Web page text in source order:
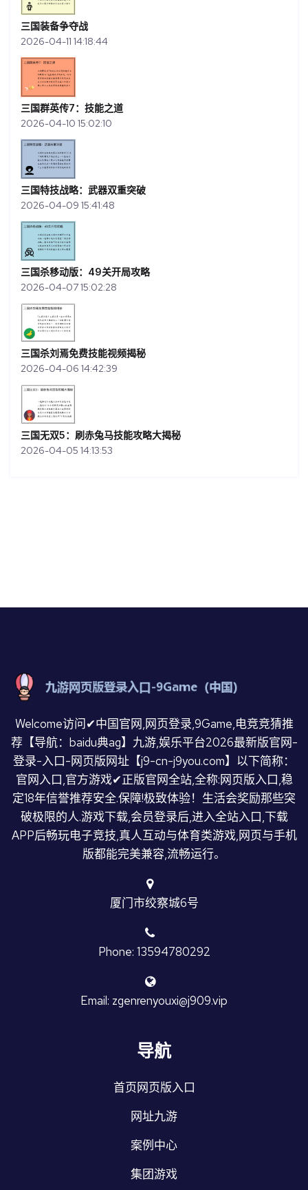
三国装备争夺战
2026-04-11 14:18:44
三国群英传7：技能之道
2026-04-10 15:02:10
三国特技战略：武器双重突破
2026-04-09 15:41:48
三国杀移动版：49关开局攻略
2026-04-07 15:02:28
三国杀刘焉免费技能视频揭秘
2026-04-06 14:42:39
三国无双5：刷赤兔马技能攻略大揭秘
2026-04-05 14:13:53
Welcome访问✔中国官网,网页登录,9Game,电竞竞猜推
荐【导航：baidu典ag】九游,娱乐平台2026最新版官网-
登录-入口-网页版网址【j9-cn-j9you.com】以下简称：
官网入口,官方游戏✔正版官网全站,全称:网页版入口,稳
定18年信誉推荐安全.保障!极致体验！生活会奖励那些突
破极限的人.游戏下载,会员登录后,进入全站入口,下载
APP后畅玩电子竞技,真人互动与体育类游戏,网页与手机
版都能完美兼容,流畅运行。
厦门市绞察城6号
Phone: 13594780292
Email: zgenrenyouxi@j909.vip
导航
首页网页版入口
网址九游
案例中心
集团游戏